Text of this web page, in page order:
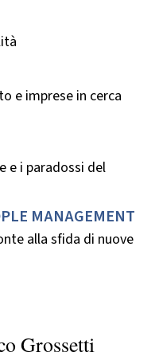
e imprese in cerca
e i paradossi del
MANAGEMENT
alla sfida di nuove
Grossetti